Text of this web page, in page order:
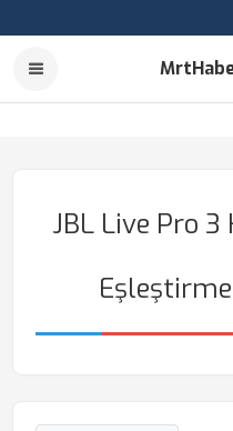
JBL Live Pro
Eşleştirme